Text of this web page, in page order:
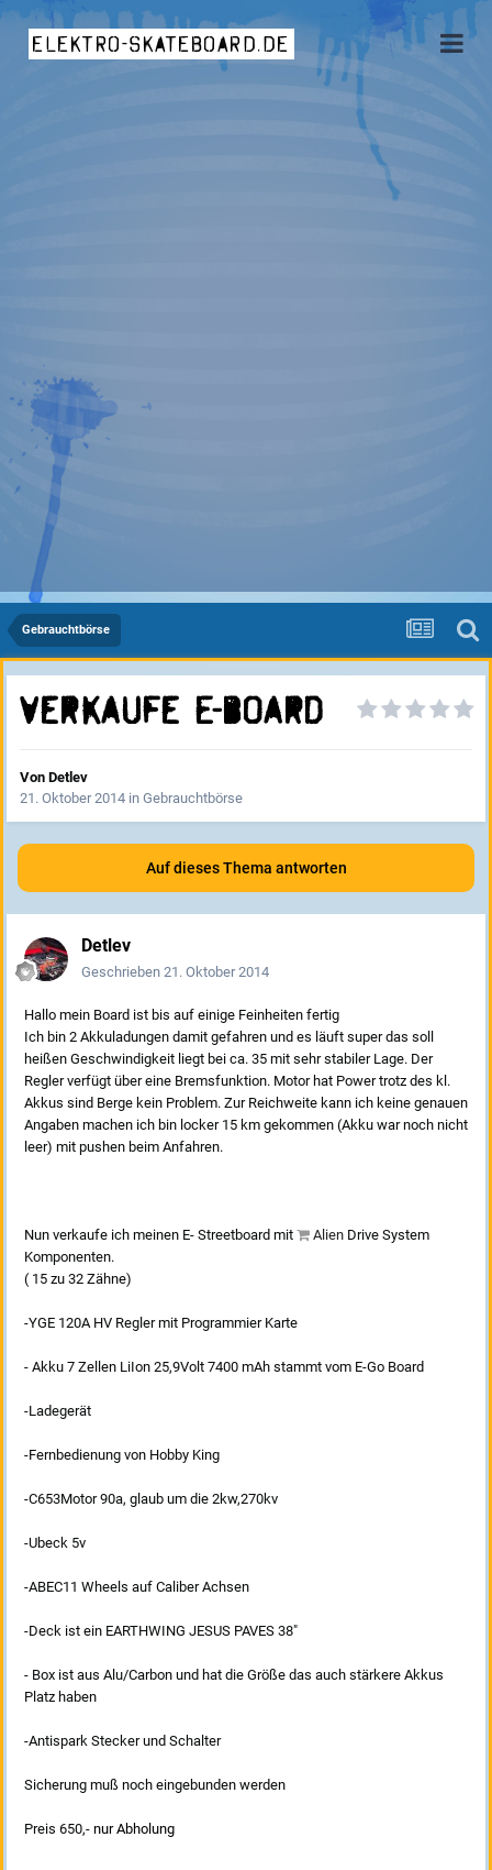
elektro-skateboard.de
Gebrauchtbörse
Verkaufe E-Board
Von Detlev
21. Oktober 2014 in Gebrauchtbörse
Auf dieses Thema antworten
Detlev
Geschrieben 21. Oktober 2014
Hallo mein Board ist bis auf einige Feinheiten fertig
Ich bin 2 Akkuladungen damit gefahren und es läuft super das soll
heißen Geschwindigkeit liegt bei ca. 35 mit sehr stabiler Lage. Der
Regler verfügt über eine Bremsfunktion. Motor hat Power trotz des kl.
Akkus sind Berge kein Problem. Zur Reichweite kann ich keine genauen
Angaben machen ich bin locker 15 km gekommen (Akku war noch nicht
leer) mit pushen beim Anfahren.
Nun verkaufe ich meinen E- Streetboard mit Alien Drive System
Komponenten.
( 15 zu 32 Zähne)
-YGE 120A HV Regler mit Programmier Karte
- Akku 7 Zellen LiIon 25,9Volt 7400 mAh stammt vom E-Go Board
-Ladegerät
-Fernbedienung von Hobby King
-C653Motor 90a, glaub um die 2kw,270kv
-Ubeck 5v
-ABEC11 Wheels auf Caliber Achsen
-Deck ist ein EARTHWING JESUS PAVES 38"
- Box ist aus Alu/Carbon und hat die Größe das auch stärkere Akkus
Platz haben
-Antispark Stecker und Schalter
Sicherung muß noch eingebunden werden
Preis 650,- nur Abholung